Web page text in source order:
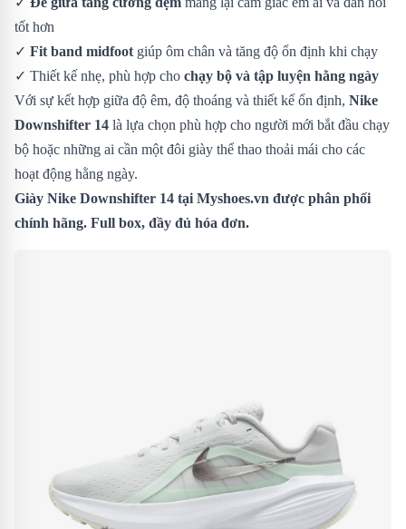
tốt hơn
✓ Fit band midfoot giúp ôm chân và tăng độ ổn định khi chạy
✓ Thiết kế nhẹ, phù hợp cho chạy bộ và tập luyện hằng ngày
Với sự kết hợp giữa độ êm, độ thoáng và thiết kế ổn định, Nike
Downshifter 14 là lựa chọn phù hợp cho người mới bắt đầu chạy
bộ hoặc những ai cần một đôi giày thể thao thoải mái cho các
hoạt động hằng ngày.
Giày Nike Downshifter 14 tại Myshoes.vn được phân phối
chính hãng. Full box, đầy đủ hóa đơn.